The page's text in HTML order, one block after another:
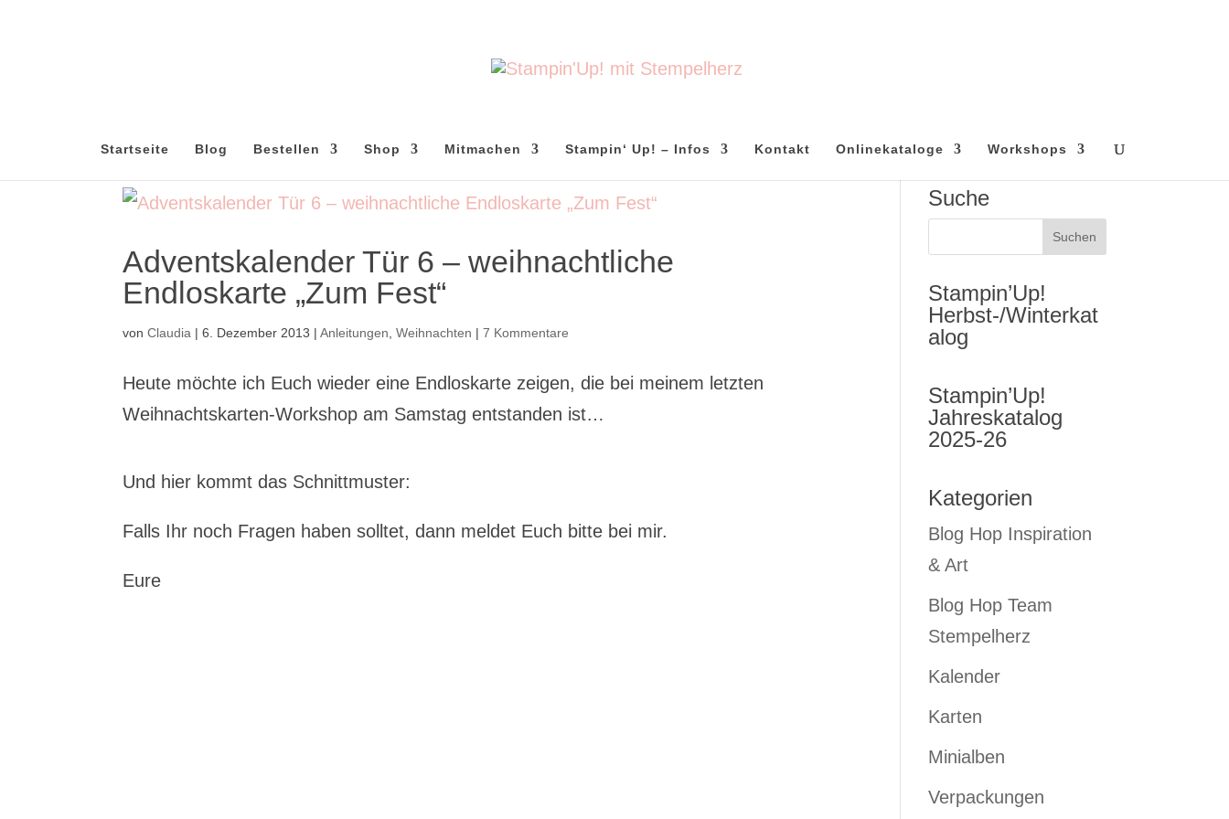
Startseite Blog Bestellen Shop Mitmachen Stampin‘ Up! – Infos Kontakt Onlinekataloge Workshops
Adventskalender Tür 6 – weihnachtliche
Endloskarte „Zum Fest“
vonClaudia |6. Dezember 2013 |Anleitungen ,Weihnachten |7 Kommentare
Heute möchte ich Euch wieder eine Endloskarte zeigen, die bei meinem letzten
Weihnachtskarten-Workshop am Samstag entstanden ist…
Und hier kommt das Schnittmuster:
Falls Ihr noch Fragen haben solltet, dann meldet Euch bitte bei mir.
Eure
Suche
Stampin’Up!
Herbst-/Winterkat
alog
Stampin’Up!
Jahreskatalog
2025-26
Kategorien
Blog Hop Inspiration
& Art
Blog Hop Team
Stempelherz
Kalender
Karten
Minialben
Verpackungen